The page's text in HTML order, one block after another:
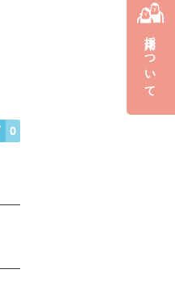
0
採用について